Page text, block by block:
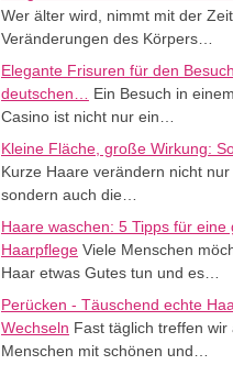
Wer älter wird, nimmt mit der Zeit
Veränderungen des Körpers…
Elegante Frisuren für den
deutschen…
Ein Besuch in
Casino ist nicht nur ein…
Kleine Fläche, große Wirkung:
Kurze Haare verändern nicht nur
sondern auch die…
Haare waschen: 5 Tipps für eine
HaarpflegeViele Menschen
Haar etwas Gutes tun und es…
Perücken - Täuschend echte
Wechseln Fast täglich treffen wir
Menschen mit schönen und…